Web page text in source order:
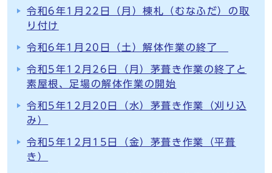
令和6年1月22日（月）棟札（むなふだ）の取
り付け
令和6年1月20日（土）解体作業の終了
令和5年12月26日（月）茅葺き作業の終了と
素屋根、足場の解体作業の開始
令和5年12月20日（水）茅葺き作業（刈り込
み）
令和5年12月15日（金）茅葺き作業（平葺
き）